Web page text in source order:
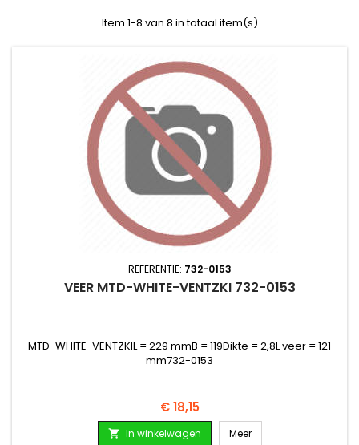
Item 1-8 van 8 in totaal item(s)
REFERENTIE: 732-0153
VEER MTD-WHITE-VENTZKI 732-0153
MTD-WHITE-VENTZKIL = 229 mmB = 119Dikte = 2,8L veer = 121
mm732-0153
Prijs
€ 18,15
 In winkelwagen Meer